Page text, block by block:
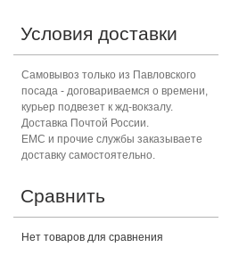
Условия доставки
Самовывоз только из Павловского
посада - договариваемся о времени,
курьер подвезет к жд-вокзалу.
Доставка Почтой России.
ЕМС и прочие службы заказываете
доставку самостоятельно.
Сравнить
Нет товаров для сравнения